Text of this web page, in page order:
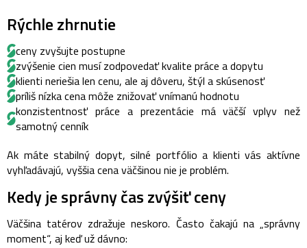
Rýchle zhrnutie
ceny zvyšujte postupne
zvýšenie cien musí zodpovedať kvalite práce a dopytu
klienti neriešia len cenu, ale aj dôveru, štýl a skúsenosť
príliš nízka cena môže znižovať vnímanú hodnotu
konzistentnosť práce a prezentácie má väčší vplyv než
samotný cenník
Ak máte stabilný dopyt, silné portfólio a klienti vás aktívne
vyhľadávajú, vyššia cena väčšinou nie je problém.
Kedy je správny čas zvýšiť ceny
Väčšina tatérov zdražuje neskoro. Často čakajú na „správny
moment“, aj keď už dávno: